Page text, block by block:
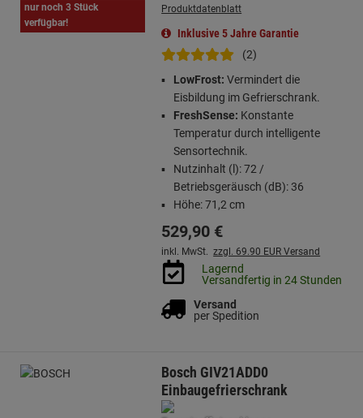
nur noch 3 Stück
verfügbar!
Produktdatenblatt
Inklusive 5 Jahre Garantie
(2)
LowFrost: Vermindert die
Eisbildung im Gefrierschrank.
FreshSense: Konstante
Temperatur durch intelligente
Sensortechnik.
Nutzinhalt (l): 72 /
Betriebsgeräusch (dB): 36
Höhe: 71,2 cm
529,90 €
inkl. MwSt. zzgl. 69.90 EUR Versand
Lagernd
Versandfertig in 24 Stunden
Versand
per Spedition
Bosch GIV21ADD0
Einbaugefrierschrank